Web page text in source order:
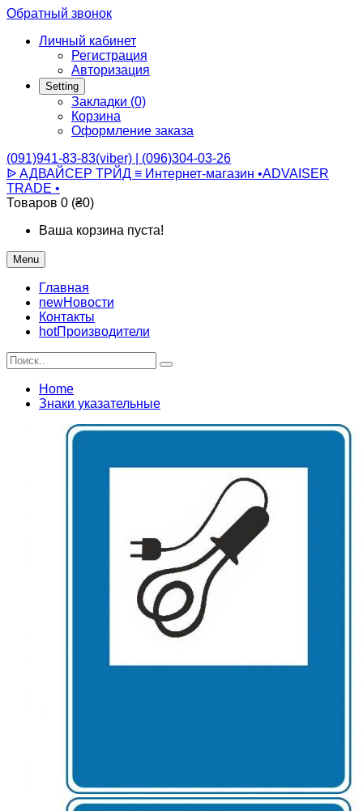
Обратный звонок
Личный кабинет
Регистрация
Авторизация
Setting
Закладки (0)
Корзина
Оформление заказа
(091)941-83-83(viber) | (096)304-03-26
ᐉ АДВАЙСЕР ТРЙД ≡ Интернет-магазин •ADVAISER
TRADE •
Товаров 0 (₴0)
Ваша корзина пуста!
Menu
Главная
newНовости
Контакты
hotПроизводители
Home
Знаки указательные